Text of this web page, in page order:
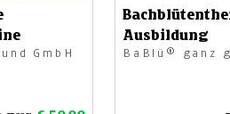
GmbH
Ausbildung
BaBlü® ganz